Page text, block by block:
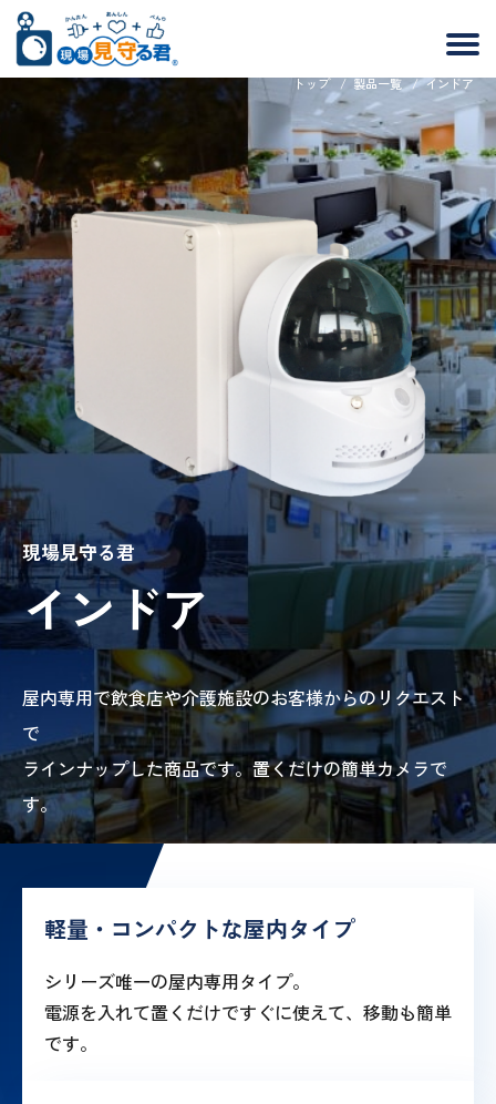
トップ / 製品一覧 / インドア
現場見守る君
インドア
屋内専用で飲食店や介護施設のお客様からのリクエスト
で
ラインナップした商品です。置くだけの簡単カメラで
す。
軽量・コンパクトな屋内タイプ
シリーズ唯一の屋内専用タイプ。
電源を入れて置くだけですぐに使えて、移動も簡単
です。